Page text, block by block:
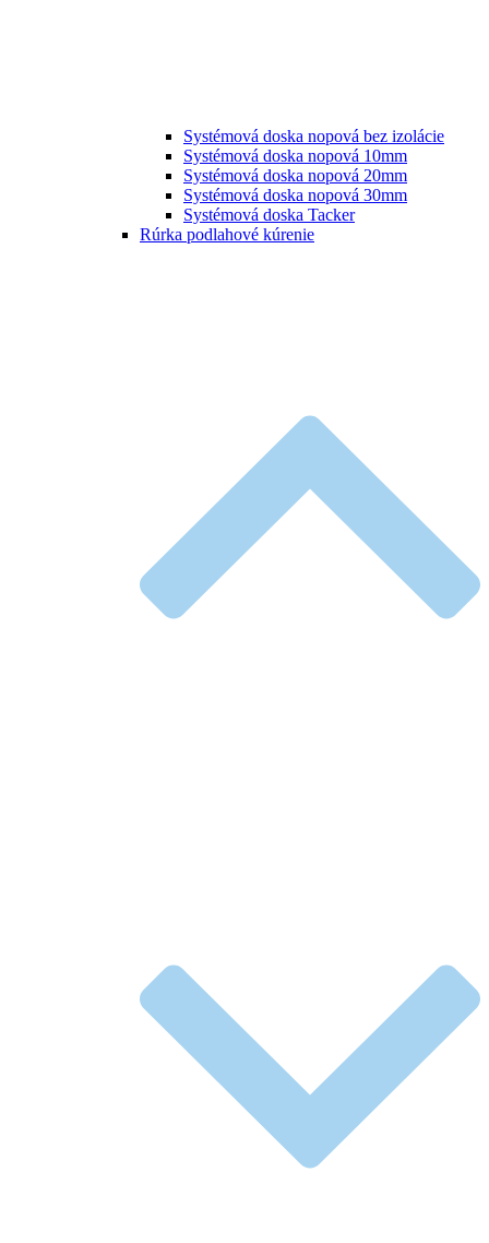
Systémová doska nopová bez izolácie
Systémová doska nopová 10mm
Systémová doska nopová 20mm
Systémová doska nopová 30mm
Systémová doska Tacker
Rúrka podlahové kúrenie